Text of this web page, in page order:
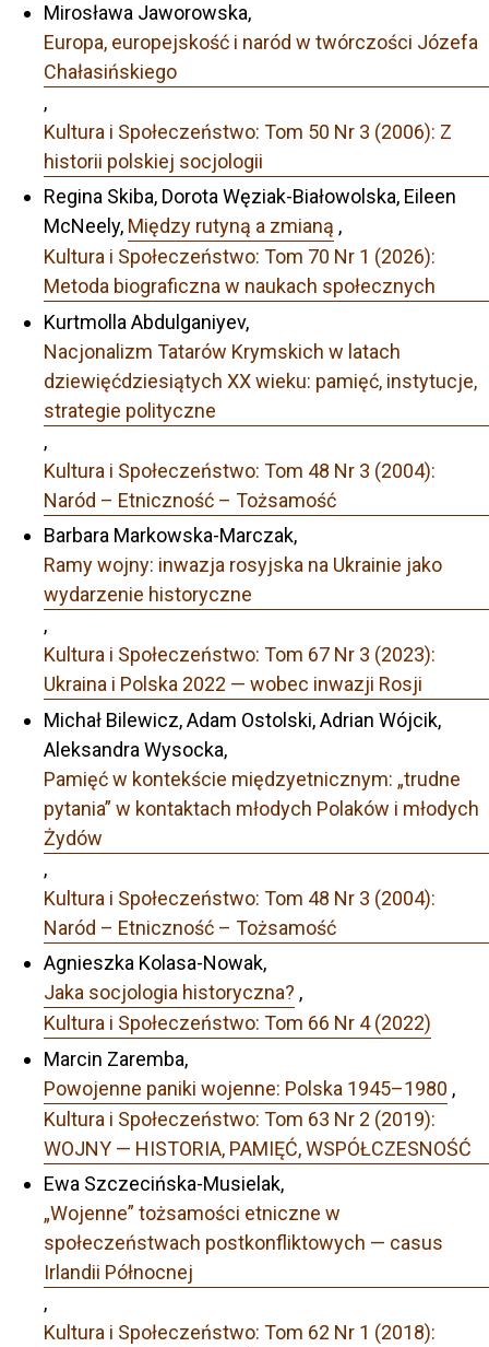
Mirosława Jaworowska,
Europa, europejskość i naród w twórczości Józefa
Chałasińskiego
,
Kultura i Społeczeństwo: Tom 50 Nr 3 (2006): Z
historii polskiej socjologii
Regina Skiba, Dorota Węziak-Białowolska, Eileen
McNeely, Między rutyną a zmianą ,
Kultura i Społeczeństwo: Tom 70 Nr 1 (2026):
Metoda biograficzna w naukach społecznych
Kurtmolla Abdulganiyev,
Nacjonalizm Tatarów Krymskich w latach
dziewięćdziesiątych XX wieku: pamięć, instytucje,
strategie polityczne
,
Kultura i Społeczeństwo: Tom 48 Nr 3 (2004):
Naród – Etniczność – Tożsamość
Barbara Markowska-Marczak,
Ramy wojny: inwazja rosyjska na Ukrainie jako
wydarzenie historyczne
,
Kultura i Społeczeństwo: Tom 67 Nr 3 (2023):
Ukraina i Polska 2022 — wobec inwazji Rosji
Michał Bilewicz, Adam Ostolski, Adrian Wójcik,
Aleksandra Wysocka,
Pamięć w kontekście międzyetnicznym: „trudne
pytania” w kontaktach młodych Polaków i młodych
Żydów
,
Kultura i Społeczeństwo: Tom 48 Nr 3 (2004):
Naród – Etniczność – Tożsamość
Agnieszka Kolasa-Nowak,
Jaka socjologia historyczna? ,
Kultura i Społeczeństwo: Tom 66 Nr 4 (2022)
Marcin Zaremba,
Powojenne paniki wojenne: Polska 1945–1980 ,
Kultura i Społeczeństwo: Tom 63 Nr 2 (2019):
WOJNY — HISTORIA, PAMIĘĆ, WSPÓŁCZESNOŚĆ
Ewa Szczecińska-Musielak,
„Wojenne” tożsamości etniczne w
społeczeństwach postkonfliktowych — casus
Irlandii Północnej
,
Kultura i Społeczeństwo: Tom 62 Nr 1 (2018):